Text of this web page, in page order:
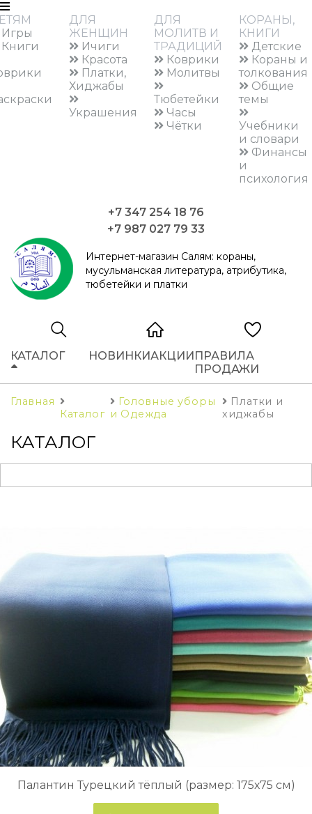
ДЛЯ
ЖЕНЩИН
Ичиги
Красота
Платки,
Хиджабы
Украшения
ДЛЯ
МОЛИТВ И
ТРАДИЦИЙ
Коврики
Молитвы
Тюбетейки
Часы
Чётки
КОРАНЫ,
КНИГИ
Детские
Кораны и
толкования
Общие
темы
Учебники
и словари
Финансы
и
психология
+7 347 254 18 76
+7 987 027 79 33
Интернет-магазин Салям: кораны,
мусульманская литература, атрибутика,
тюбетейки и платки
КАТАЛОГ НОВИНКИАКЦИИПРАВИЛА
ПРОДАЖИ
Главная
Каталог
Головные уборы
и Одежда
Платки и
хиджабы
КАТАЛОГ
Палантин Турецкий тёплый (размер: 175х75 см)